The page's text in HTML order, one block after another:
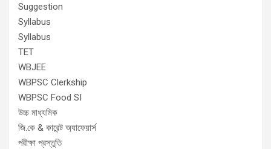
Suggestion
Syllabus
Syllabus
TET
WBJEE
WBPSC Clerkship
WBPSC Food SI
উচ্চ মাধ্যমিক
জি.কে & কারেন্ট অ্যাফেয়ার্স
পরীক্ষা প্রস্তুতি